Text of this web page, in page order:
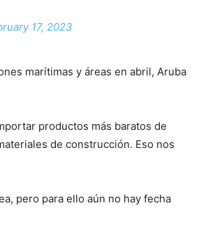
17, 2023
marítimas y áreas en abril, Aruba
productos más baratos de
de construcción. Eso nos
pero para ello aún no hay fecha